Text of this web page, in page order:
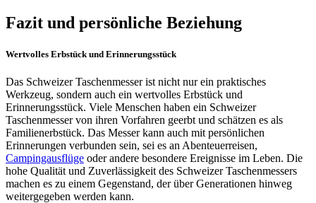
Fazit und persönliche Beziehung
Wertvolles Erbstück und Erinnerungsstück
Das Schweizer Taschenmesser ist nicht nur ein praktisches
Werkzeug, sondern auch ein wertvolles Erbstück und
Erinnerungsstück. Viele Menschen haben ein Schweizer
Taschenmesser von ihren Vorfahren geerbt und schätzen es als
Familienerbstück. Das Messer kann auch mit persönlichen
Erinnerungen verbunden sein, sei es an Abenteuerreisen,
Campingausflüge oder andere besondere Ereignisse im Leben. Die
hohe Qualität und Zuverlässigkeit des Schweizer Taschenmessers
machen es zu einem Gegenstand, der über Generationen hinweg
weitergegeben werden kann.